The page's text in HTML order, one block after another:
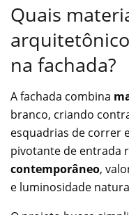
Quais
na fachada?
A fachada combina
branco, criando
esquadrias de correr
pivotante de entrada
contemporâneo,
e luminosidade